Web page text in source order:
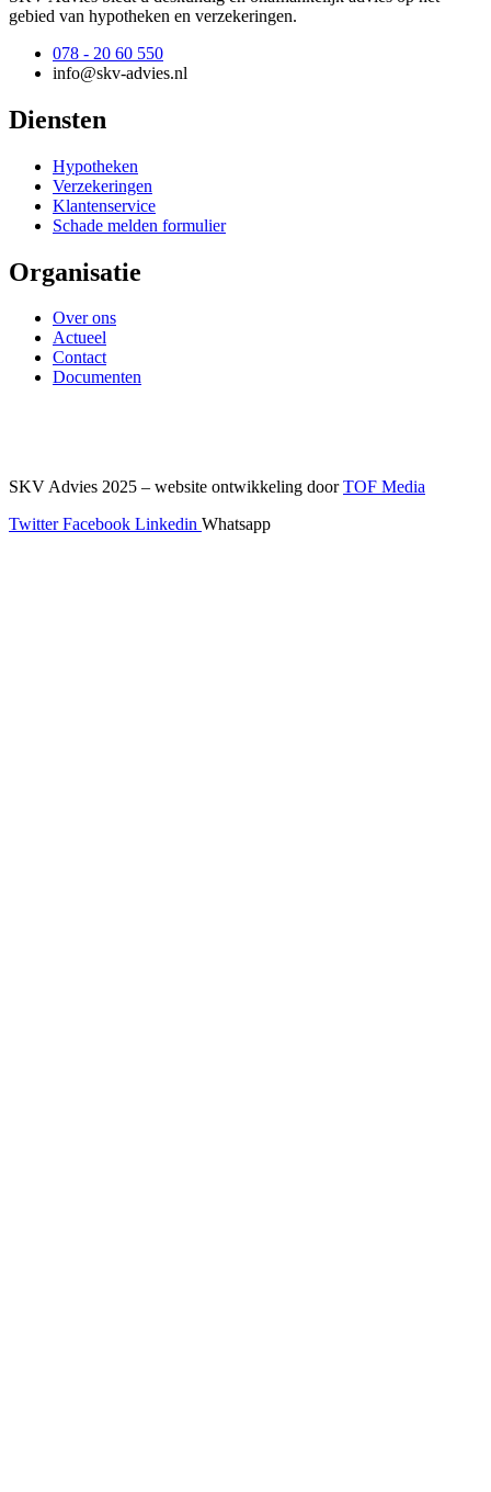
gebied van hypotheken en verzekeringen.
078 - 20 60 550
info@skv-advies.nl
Diensten
Hypotheken
Verzekeringen
Klantenservice
Schade melden formulier
Organisatie
Over ons
Actueel
Contact
Documenten
SKV Advies 2025 – website ontwikkeling doorTOF Media
Twitter Facebook Linkedin Whatsapp